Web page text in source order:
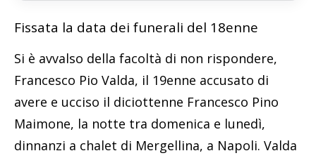
Fissata la data dei funerali del 18enne
Si è avvalso della facoltà di non rispondere,
Francesco Pio Valda, il 19enne accusato di
avere e ucciso il diciottenne Francesco Pino
Maimone, la notte tra domenica e lunedì,
dinnanzi a chalet di Mergellina, a Napoli. Valda